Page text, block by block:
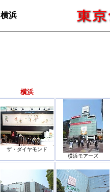
横浜
横浜
ザ・ダイヤモンド
横浜モアーズ